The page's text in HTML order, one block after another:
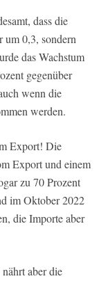
dass die
um 0,3, sondern
das Wachstum
gegenüber
wenn die
werden.
Export! Die
Export und einem
zu 70 Prozent
im Oktober 2022
die Importe aber
aber die